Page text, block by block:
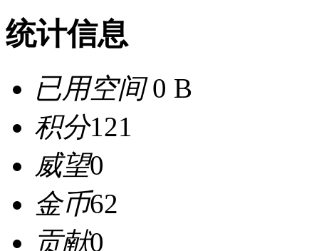
统计信息
已用空间0 B
积分121
威望0
金币62
贡献0